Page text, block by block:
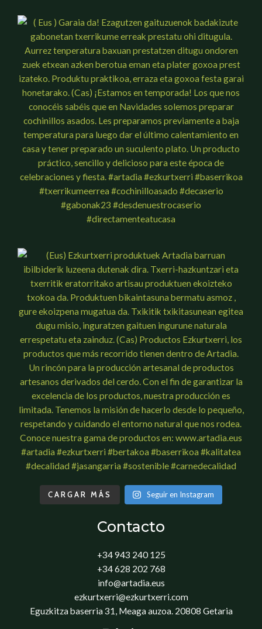
CARGAR MÁS Seguir en Instagram
Contacto
+34 943 240 125
+34 628 202 768
info@artadia.eus
ezkurtxerri@ezkurtxerri.com
Eguzkitza baserria 31, Meaga auzoa. 20808 Getaria